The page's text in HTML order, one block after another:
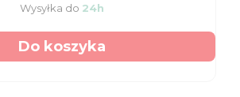
Wysyłka do 24h
Do koszyka